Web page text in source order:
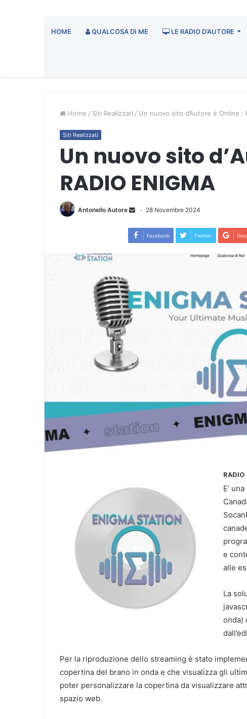
HOME QUALCOSA DI ME LE RADIO D’AUTORE
Home / Siti Realizzati / Un nuovo sito d’Autore è Online :
Siti Realizzati
Un nuovo sito
RADIO ENIGMA
Antonello Autore 28 Novembre 2024
Facebook Twitter
E’
e
alle
La
onda)
Per la riproduzione dello streaming è stato
copertina del brano in onda e che visualizza gli
poter personalizzare la copertina da visualizzare
spazio web.